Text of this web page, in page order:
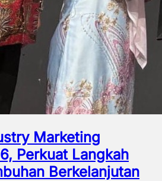
Marketing
Perkuat Langkah
Berkelanjutan